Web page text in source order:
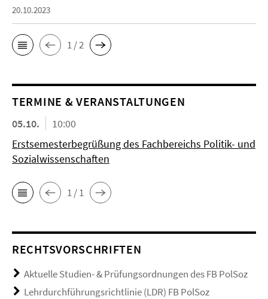
20.10.2023
1 / 2
TERMINE & VERANSTALTUNGEN
05.10.
10:00
Erstsemesterbegrüßung des Fachbereichs Politik- und
Sozialwissenschaften
1 / 1
RECHTSVORSCHRIFTEN
Aktuelle Studien- & Prüfungsordnungen des FB PolSoz
Lehrdurchführungsrichtlinie (LDR) FB PolSoz